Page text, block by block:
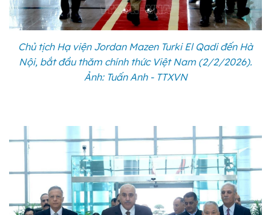
Chủ tịch Hạ viện Jordan Mazen Turki El Qadi đến Hà
Nội, bắt đầu thăm chính thức Việt Nam (2/2/2026).
Ảnh: Tuấn Anh - TTXVN